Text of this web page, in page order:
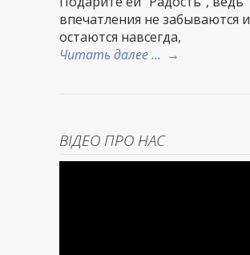
впечатления не забываются и
остаются навсегда,
Читать далее ... →
ВІДЕО ПРО НАС